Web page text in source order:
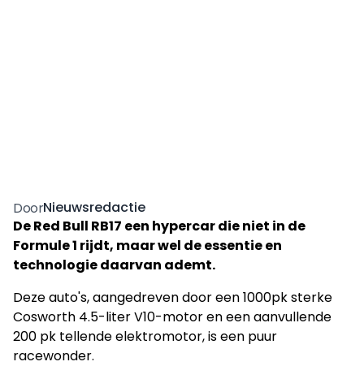
DoorNieuwsredactie
De Red Bull RB17 een hypercar die niet in de
Formule 1 rijdt, maar wel de essentie en
technologie daarvan ademt.
Deze auto's, aangedreven door een 1000pk sterke
Cosworth 4.5-liter V10-motor en een aanvullende
200 pk tellende elektromotor, is een puur
racewonder.